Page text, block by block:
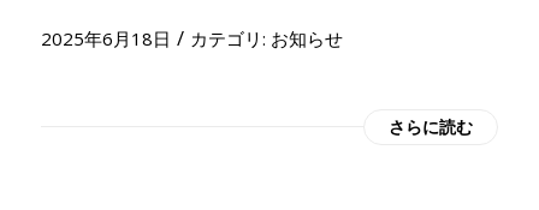
2025年6月18日 / カテゴリ: お知らせ
さらに読む